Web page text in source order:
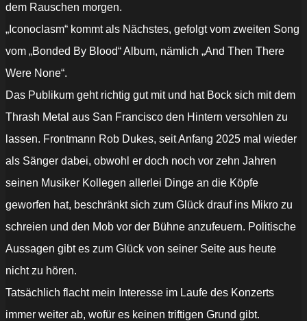
dem Rauschen morgen.
„Iconoclasm“ kommt als Nächstes, gefolgt vom zweiten Song
vom „Bonded By Blood“ Album, nämlich „And Then There
Were None“.
Das Publikum geht richtig gut mit und hat Bock sich mit dem
Thrash Metal aus San Francisco den Hintern versohlen zu
lassen. Frontmann Rob Dukes, seit Anfang 2025 mal wieder
als Sänger dabei, obwohl er doch noch vor zehn Jahren
seinen Musiker Kollegen allerlei Dinge an die Köpfe
geworfen hat, beschränkt sich zum Glück drauf ins Mikro zu
schreien und den Mob vor der Bühne anzufeuern. Politische
Aussagen gibt es zum Glück von seiner Seite aus heute
nicht zu hören.
Tatsächlich flacht mein Interesse im Laufe des Konzerts
immer weiter ab, wofür es keinen triftigen Grund gibt.